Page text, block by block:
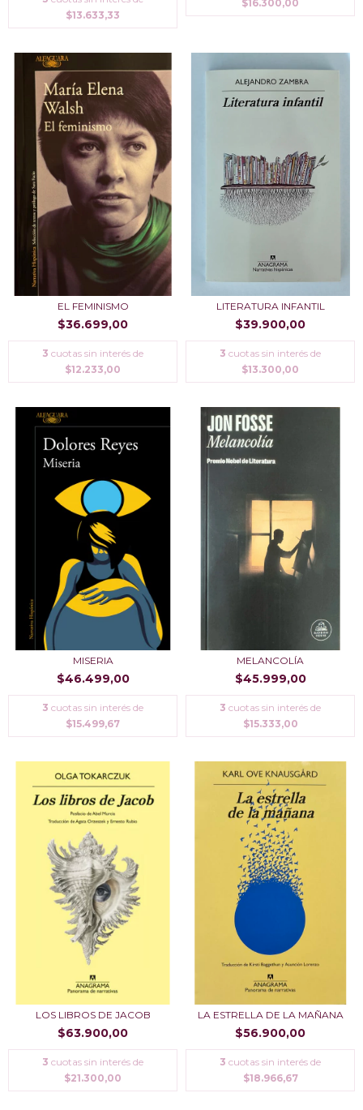
$13.633,33
$16.300,00
EL FEMINISMO
$36.699,00
3 cuotas sin interés de
$12.233,00
LITERATURA INFANTIL
$39.900,00
3 cuotas sin interés de
$13.300,00
MISERIA
$46.499,00
3 cuotas sin interés de
$15.499,67
MELANCOLÍA
$45.999,00
3 cuotas sin interés de
$15.333,00
LOS LIBROS DE JACOB
$63.900,00
3 cuotas sin interés de
$21.300,00
LA ESTRELLA DE LA MAÑANA
$56.900,00
3 cuotas sin interés de
$18.966,67